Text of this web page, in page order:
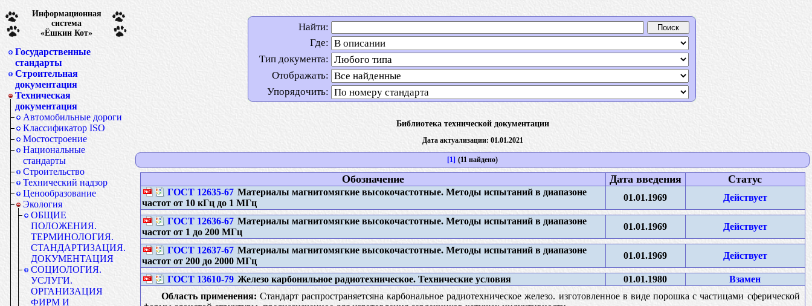
Информационная
система
«Ёшкин Кот»
Государственные
стандарты
Строительная
документация
Техническая
документация
Автомобильные дороги
Классификатор ISO
Мостостроение
Национальные
стандарты
Строительство
Технический надзор
Ценообразование
Экология
ОБЩИЕ
ПОЛОЖЕНИЯ.
ТЕРМИНОЛОГИЯ.
СТАНДАРТИЗАЦИЯ.
ДОКУМЕНТАЦИЯ
СОЦИОЛОГИЯ.
УСЛУГИ.
ОРГАНИЗАЦИЯ
ФИРМ И
Найти:
Где:
Тип документа:
Отображать:
Упорядочить:
Библиотека технической документации
Дата актуализации: 01.01.2021
[1] (11 найдено)
Обозначение Дата введения Статус
ГОСТ 12635-67 Материалы магнитомягкие высокочастотные. Методы испытаний в диапазоне
частот от 10 кГц до 1 МГц
01.01.1969 Действует
ГОСТ 12636-67 Материалы магнитомягкие высокочастотные. Методы испытаний в диапазоне
частот от 1 до 200 МГц
01.01.1969 Действует
ГОСТ 12637-67 Материалы магнитомягкие высокочастотные. Методы испытаний в диапазоне
частот от 200 до 2000 МГц
01.01.1969 Действует
ГОСТ 13610-79 Железо карбонильное радиотехническое. Технические условия 01.01.1980
Взамен
Область применения: Стандарт распространяетсяна карбональное радиотехническое железо. изготовленное в виде порошка с частицами сферической